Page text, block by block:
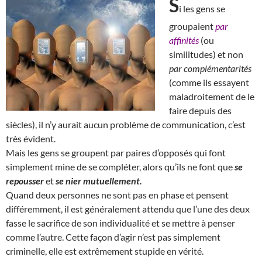
Si les gens se
groupaientpar
affinités (ou
similitudes) et non
par complémentarités
(comme ils essayent
maladroitement de le
faire depuis des
siècles), il n’y aurait aucun problème de communication, c’est
très évident.
Mais les gens se groupent par paires d’opposés qui font
simplement mine de se compléter, alors qu’ils ne font quese
repousseretse nier mutuellement.
Quand deux personnes ne sont pas en phase et pensent
différemment, il est généralement attendu que l’une des deux
fasse le sacrifice de son individualité et se mettre à penser
comme l’autre. Cette façon d’agir n’est pas simplement
criminelle, elle est extrêmement stupide en vérité.